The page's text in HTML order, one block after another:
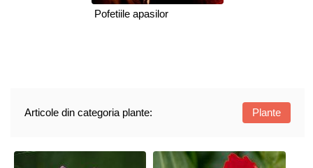
Pofetiile apasilor
Articole din categoria plante: Plante